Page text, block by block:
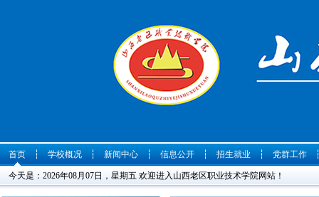
首页
今天是：2026年08月07日，星期五 欢迎进入山西老区职业技术学院网站！
┆ 学校概况 ┆ 新闻中心 ┆ 信息公开 ┆ 招生就业 ┆ 党群工作